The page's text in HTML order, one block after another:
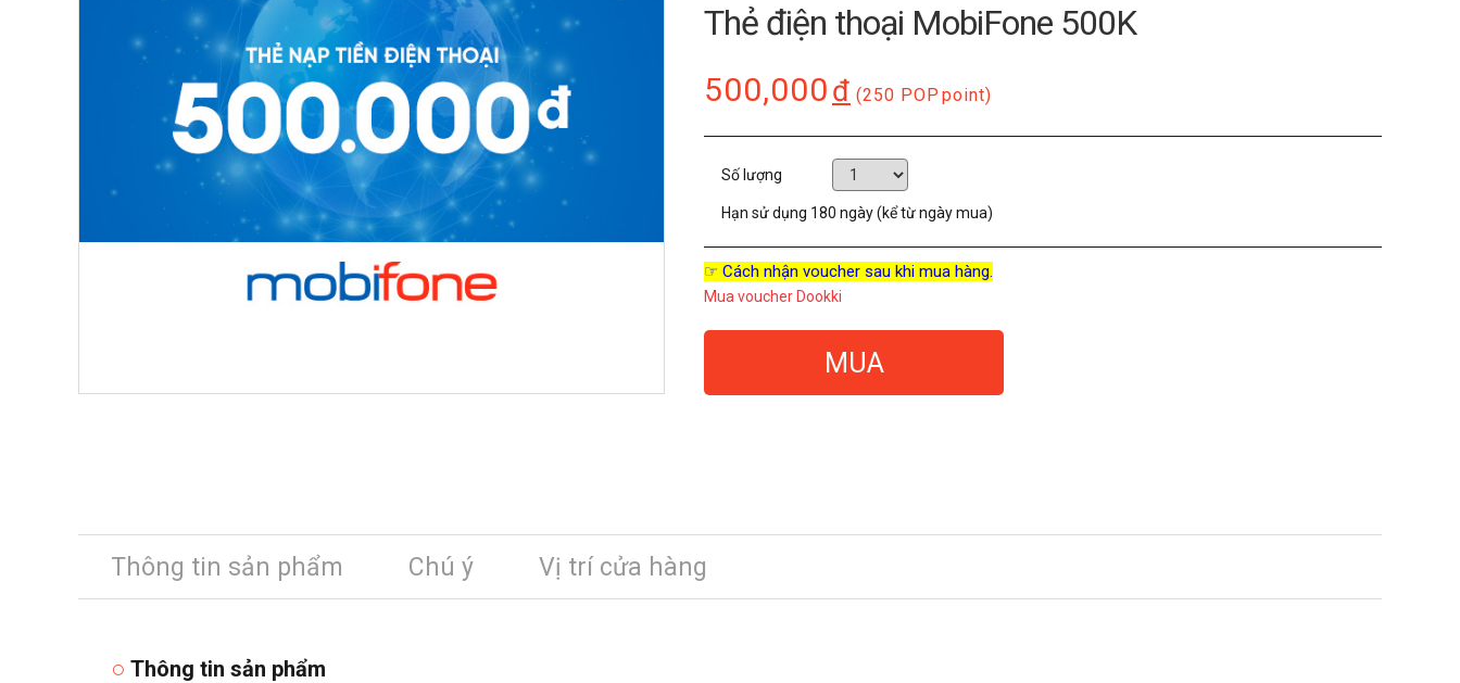
Thẻ điện thoại MobiFone 500K
500,000đ (250 POP point)
Số lượng
Hạn sử dụng 180 ngày (kể từ ngày mua)
☞ Cách nhận voucher sau khi mua hàng.
Mua voucher Dookki
MUA
Thông tin sản phẩm Chú ý Vị trí cửa hàng
Thông tin sản phẩm